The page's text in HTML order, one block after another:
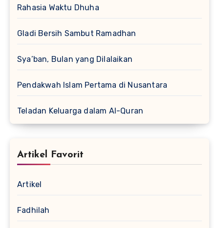
Rahasia Waktu Dhuha
Gladi Bersih Sambut Ramadhan
Sya’ban, Bulan yang Dilalaikan
Pendakwah Islam Pertama di Nusantara
Teladan Keluarga dalam Al-Quran
Artikel Favorit
Artikel
Fadhilah